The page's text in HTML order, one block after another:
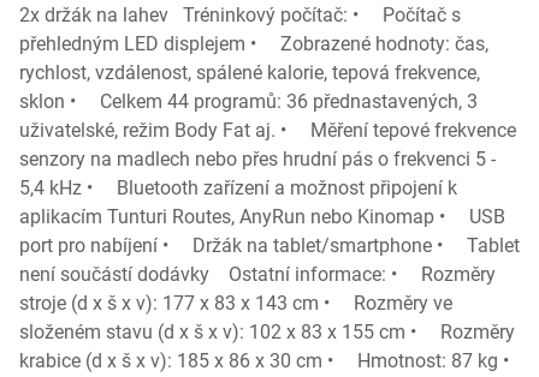
2x držák na lahev Tréninkový počítač: • Počítač s
přehledným LED displejem • Zobrazené hodnoty: čas,
rychlost, vzdálenost, spálené kalorie, tepová frekvence,
sklon • Celkem 44 programů: 36 přednastavených, 3
uživatelské, režim Body Fat aj. • Měření tepové frekvence
senzory na madlech nebo přes hrudní pás o frekvenci 5 -
5,4 kHz • Bluetooth zařízení a možnost připojení k
aplikacím Tunturi Routes, AnyRun nebo Kinomap • USB
port pro nabíjení • Držák na tablet/smartphone • Tablet
není součástí dodávky Ostatní informace: • Rozměry
stroje (d x š x v): 177 x 83 x 143 cm • Rozměry ve
složeném stavu (d x š x v): 102 x 83 x 155 cm • Rozměry
krabice (d x š x v): 185 x 86 x 30 cm • Hmotnost: 87 kg •